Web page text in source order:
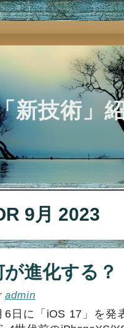
新技術」
9月 2023
が進化する？
admin
6日に「iOS 17」を